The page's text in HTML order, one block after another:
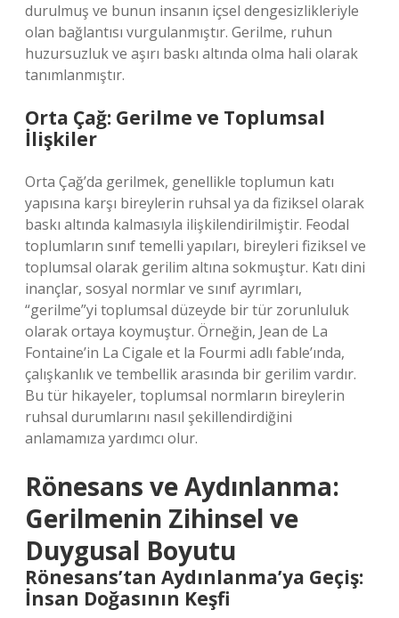
durulmuş ve bunun insanın içsel dengesizlikleriyle
olan bağlantısı vurgulanmıştır. Gerilme, ruhun
huzursuzluk ve aşırı baskı altında olma hali olarak
tanımlanmıştır.
Orta Çağ: Gerilme ve Toplumsal
İlişkiler
Orta Çağ’da gerilmek, genellikle toplumun katı
yapısına karşı bireylerin ruhsal ya da fiziksel olarak
baskı altında kalmasıyla ilişkilendirilmiştir. Feodal
toplumların sınıf temelli yapıları, bireyleri fiziksel ve
toplumsal olarak gerilim altına sokmuştur. Katı dini
inançlar, sosyal normlar ve sınıf ayrımları,
“gerilme”yi toplumsal düzeyde bir tür zorunluluk
olarak ortaya koymuştur. Örneğin, Jean de La
Fontaine’in La Cigale et la Fourmi adlı fable’ında,
çalışkanlık ve tembellik arasında bir gerilim vardır.
Bu tür hikayeler, toplumsal normların bireylerin
ruhsal durumlarını nasıl şekillendirdiğini
anlamamıza yardımcı olur.
Rönesans ve Aydınlanma:
Gerilmenin Zihinsel ve
Duygusal Boyutu
Rönesans’tan Aydınlanma’ya Geçiş:
İnsan Doğasının Keşfi